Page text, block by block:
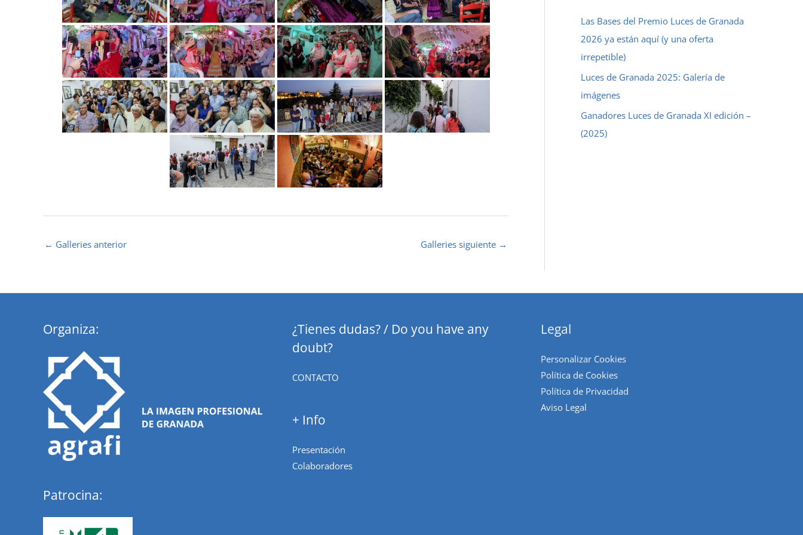
← Galleries anterior Galleries siguiente →
r
p
o
r
:
Las Bases del Premio Luces de Granada
2026 ya están aquí (y una oferta
irrepetible)
Luces de Granada 2025: Galería de
imágenes
Ganadores Luces de Granada XI edición –
(2025)
Organiza:
Patrocina:
¿Tienes dudas? / Do you have any
doubt?
CONTACTO
+ Info
Presentación
Colaboradores
Legal
Personalizar Cookies
Política de Cookies
Política de Privacidad
Aviso Legal